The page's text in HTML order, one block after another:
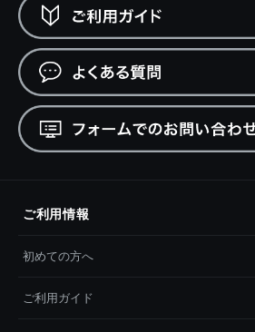
ご利用情報
初めての方へ
ご利用ガイド